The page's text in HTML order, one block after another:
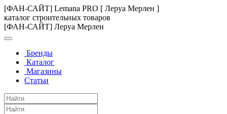
[ФАН-САЙТ] Lemana PRO [ Леруа Мерлен ]
каталог строительных товаров
[ФАН-САЙТ] Леруа Мерлен
Бренды
Каталог
Магазины
Статьи